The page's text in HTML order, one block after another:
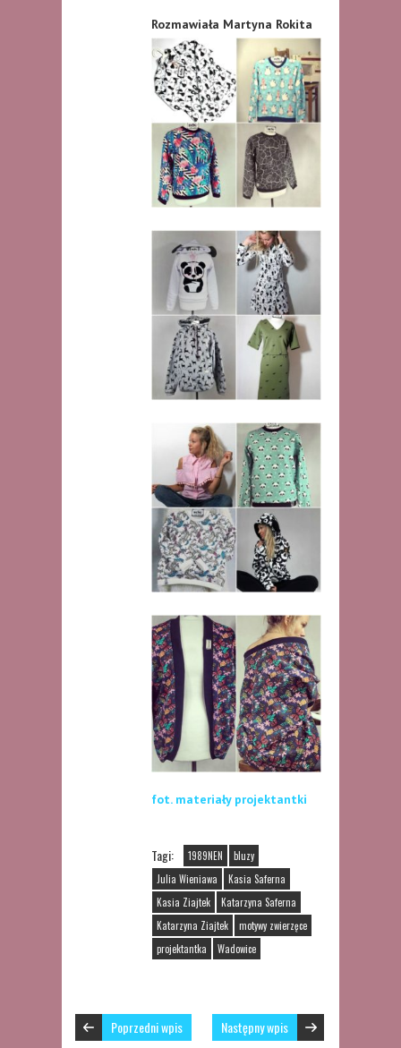
Rozmawiała Martyna Rokita
fot. materiały projektantki
Tagi: 1989NEN
bluzy
Julia Wieniawa
Kasia Saferna
Kasia Ziajtek
Katarzyna Saferna
Katarzyna Ziajtek
motywy zwierzęce
projektantka
Wadowice
Poprzedni wpis Następny wpis